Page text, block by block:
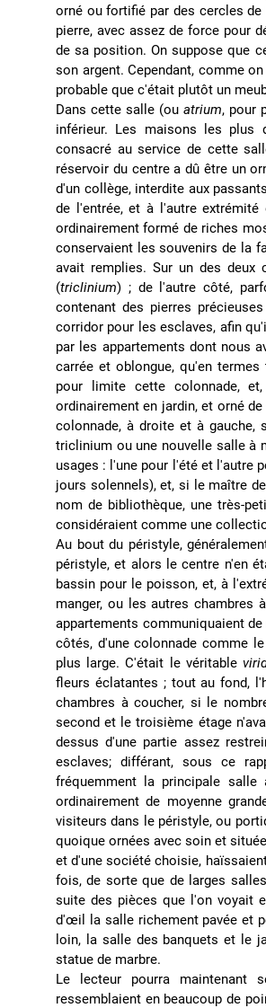
orné ou fortifié par des cercles
pierre, avec assez de force pour
de sa position. On suppose que
son argent. Cependant, comme
probable que c'était plutôt un
Dans cette salle (ouatrium, pour
inférieur. Les maisons les plus
consacré au service de cette
réservoir du centre a dû être un
d'un collège, interdite aux
de l'entrée, et à l'autre
ordinairement formé de riches
conservaient les souvenirs de la
avait remplies. Sur un des
(triclinium) ; de l'autre côté,
contenant des pierres
corridor pour les esclaves, afin
par les appartements dont nous
carrée et oblongue, qu'en
pour limite cette colonnade,
ordinairement en jardin, et orné
colonnade, à droite et à gauche,
triclinium ou une nouvelle salle à
usages : l'une pour l'été et l'autre
jours solennels), et, si le maître
nom de bibliothèque, une très-
considéraient comme une
Au bout du péristyle,
péristyle, et alors le centre n'en
bassin pour le poisson, et, à
manger, ou les autres chambres
appartements communiquaient
côtés, d'une colonnade comme
plus large. C'était le véritable
fleurs éclatantes ; tout au fond,
chambres à coucher, si le
second et le troisième étage
dessus d'une partie assez
esclaves; différant, sous ce
fréquemment la principale salle
ordinairement de moyenne
visiteurs dans le péristyle, ou
quoique ornées avec soin et
et d'une société choisie,
fois, de sorte que de larges
suite des pièces que l'on voyait
d'œil la salle richement pavée et
loin, la salle des banquets et le
statue de marbre.
Le lecteur pourra maintenant
ressemblaient en beaucoup de